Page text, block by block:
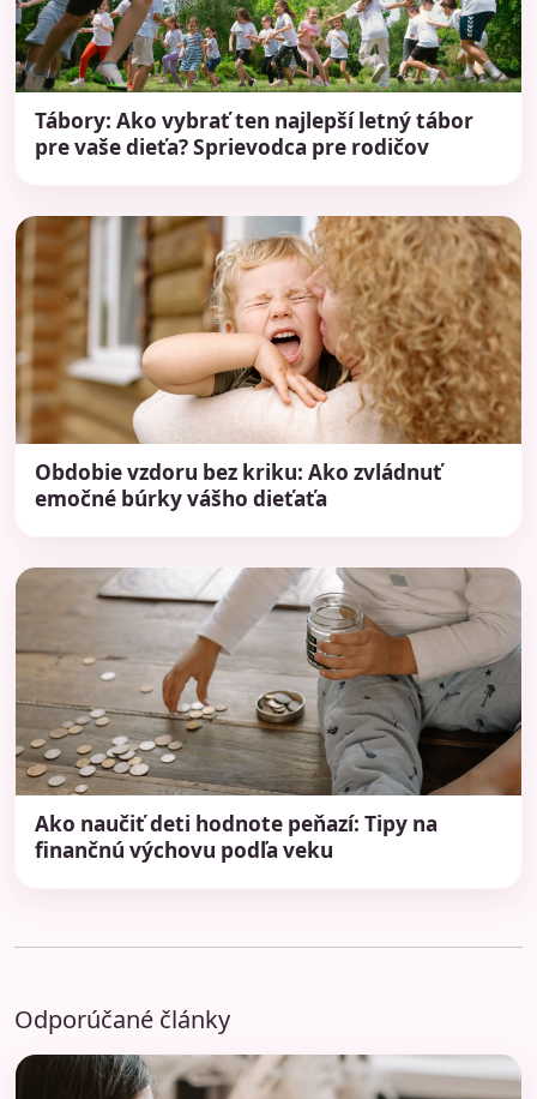
Tábory: Ako vybrať ten najlepší letný tábor
pre vaše dieťa? Sprievodca pre rodičov
Obdobie vzdoru bez kriku: Ako zvládnuť
emočné búrky vášho dieťaťa
Ako naučiť deti hodnote peňazí: Tipy na
finančnú výchovu podľa veku
Odporúčané články